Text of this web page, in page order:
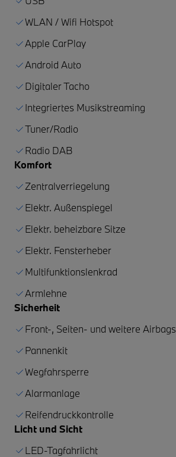
WLAN / Wifi Hotspot
Apple CarPlay
Android Auto
Digitaler Tacho
Integriertes Musikstreaming
Tuner/Radio
Radio DAB
Komfort
Zentralverriegelung
Elektr. Außenspiegel
Elektr. beheizbare Sitze
Elektr. Fensterheber
Multifunktionslenkrad
Armlehne
Sicherheit
Front-, Seiten- und weitere Airbags
Pannenkit
Wegfahrsperre
Alarmanlage
Reifendruckkontrolle
Licht und Sicht
LED-Tagfahrlicht